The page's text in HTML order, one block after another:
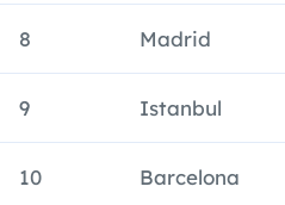
8 Madrid
9 Istanbul
10 Barcelona